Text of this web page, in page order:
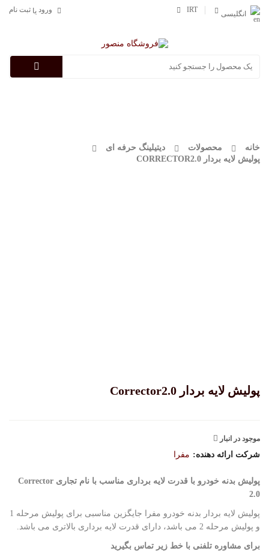
انگلیسی
IRT ورود یا ثبت نام
خانه محصولات
دیتیلینگ حرفه ای
پولیش لایه بردار CORRECTOR2.0
پولیش لایه بردار Corrector2.0
موجود در انبار
شرکت ارائه دهنده: مفرا
پولیش بدنه خودرو با قدرت لایه برداری مناسب با نام تجاری Corrector
2.0
پولیش لایه بردار بدنه خودرو مفرا جایگزین مناسبی برای پولیش مرحله 1
و پولیش مرحله 2 می باشد، دارای قدرت لایه برداری بالاتری می باشد.
برای مشاوره تلفنی با خط زیر تماس بگیرید